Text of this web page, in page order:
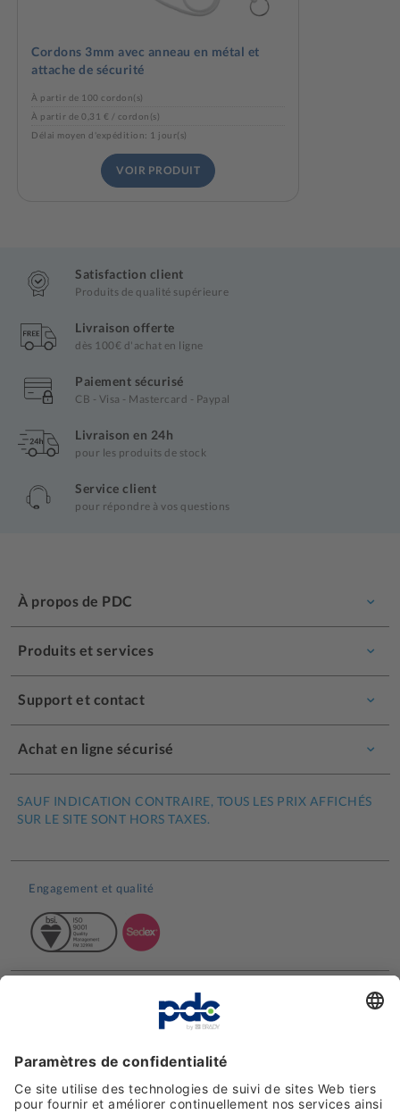
Cordons 3mm avec anneau en métal et
attache de sécurité
À partir de 100 cordon(s)
À partir de 0,31 € / cordon(s)
Délai moyen d'expédition: 1 jour(s)
VOIR PRODUIT
Satisfaction client
Produits de qualité supérieure
Livraison offerte
dès 100€ d'achat en ligne
Paiement sécurisé
CB - Visa - Mastercard - Paypal
Livraison en 24h
pour les produits de stock
Service client
pour répondre à vos questions
À propos de PDC
Produits et services
Support et contact
Achat en ligne sécurisé
SAUF INDICATION CONTRAIRE, TOUS LES PRIX AFFICHÉS
SUR LE SITE SONT HORS TAXES.
Engagement et qualité
Moyens de paiement